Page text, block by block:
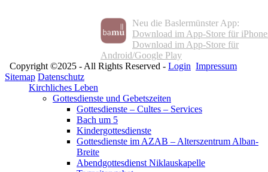
Neu die Baslermünster App:
Download im App-Store für
Download im App-Store für
Android/Google Play
Copyright ©2025 - All Rights Reserved - Login Impressum
Sitemap Datenschutz
Kirchliches Leben
Gottesdienste und Gebetszeiten
Gottesdienste – Cultes – Services
Bach um 5
Kindergottesdienste
Gottesdienste im AZAB – Alterszentrum Alban-
Breite
Abendgottesdienst Niklauskapelle